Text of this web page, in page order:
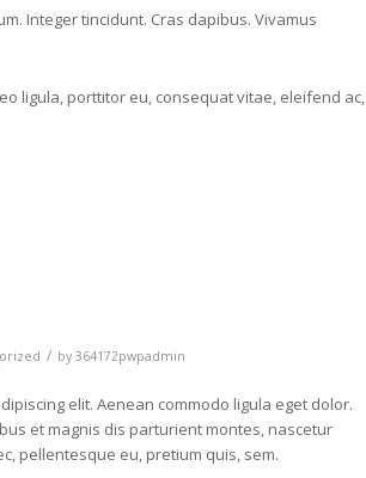
Integer tincidunt. Cras dapibus. Vivamus
ligula, porttitor eu, consequat vitae, eleifend ac,
/ by 364172pwpadmin
elit. Aenean commodo ligula eget dolor.
et magnis dis parturient montes, nascetur
pellentesque eu, pretium quis, sem.